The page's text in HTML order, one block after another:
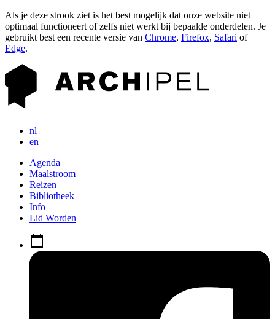
Als je deze strook ziet is het best mogelijk dat onze website niet
optimaal functioneert of zelfs niet werkt bij bepaalde onderdelen. Je
gebruikt best een recente versie van Chrome, Firefox, Safari of
Edge.
nl
en
Agenda
Maalstroom
Reizen
Bibliotheek
Info
Lid Worden